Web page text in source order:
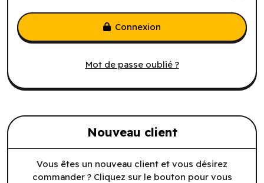
Mot de passe oublié ?
Connexion
Nouveau client
Vous êtes un nouveau client et vous désirez
commander ? Cliquez sur le bouton pour vous